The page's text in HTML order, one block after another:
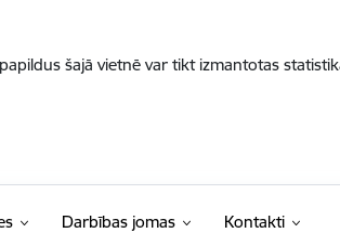
šajā vietnē var tikt izmantotas
Darbības jomas Kontakti